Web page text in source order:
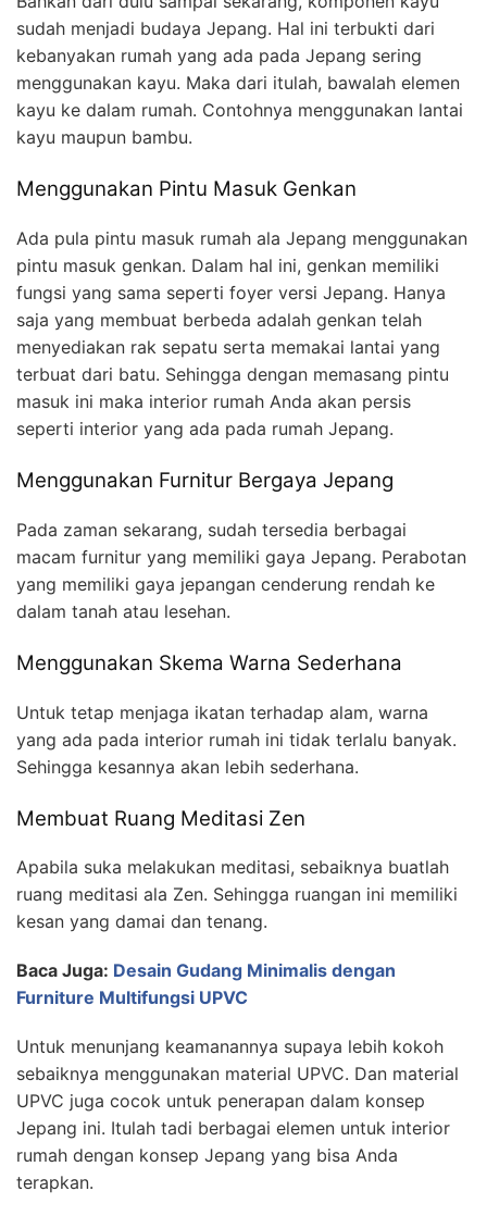
sudah menjadi budaya Jepang. Hal ini terbukti dari
kebanyakan rumah yang ada pada Jepang sering
menggunakan kayu. Maka dari itulah, bawalah elemen
kayu ke dalam rumah. Contohnya menggunakan lantai
kayu maupun bambu.
Menggunakan Pintu Masuk Genkan
Ada pula pintu masuk rumah ala Jepang menggunakan
pintu masuk genkan. Dalam hal ini, genkan memiliki
fungsi yang sama seperti foyer versi Jepang. Hanya
saja yang membuat berbeda adalah genkan telah
menyediakan rak sepatu serta memakai lantai yang
terbuat dari batu. Sehingga dengan memasang pintu
masuk ini maka interior rumah Anda akan persis
seperti interior yang ada pada rumah Jepang.
Menggunakan Furnitur Bergaya Jepang
Pada zaman sekarang, sudah tersedia berbagai
macam furnitur yang memiliki gaya Jepang. Perabotan
yang memiliki gaya jepangan cenderung rendah ke
dalam tanah atau lesehan.
Menggunakan Skema Warna Sederhana
Untuk tetap menjaga ikatan terhadap alam, warna
yang ada pada interior rumah ini tidak terlalu banyak.
Sehingga kesannya akan lebih sederhana.
Membuat Ruang Meditasi Zen
Apabila suka melakukan meditasi, sebaiknya buatlah
ruang meditasi ala Zen. Sehingga ruangan ini memiliki
kesan yang damai dan tenang.
Baca Juga: Desain Gudang Minimalis dengan
Furniture Multifungsi UPVC
Untuk menunjang keamanannya supaya lebih kokoh
sebaiknya menggunakan material UPVC. Dan material
UPVC juga cocok untuk penerapan dalam konsep
Jepang ini. Itulah tadi berbagai elemen untuk interior
rumah dengan konsep Jepang yang bisa Anda
terapkan.